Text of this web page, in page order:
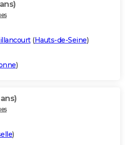
(Hauts-de-Seine)
)
)